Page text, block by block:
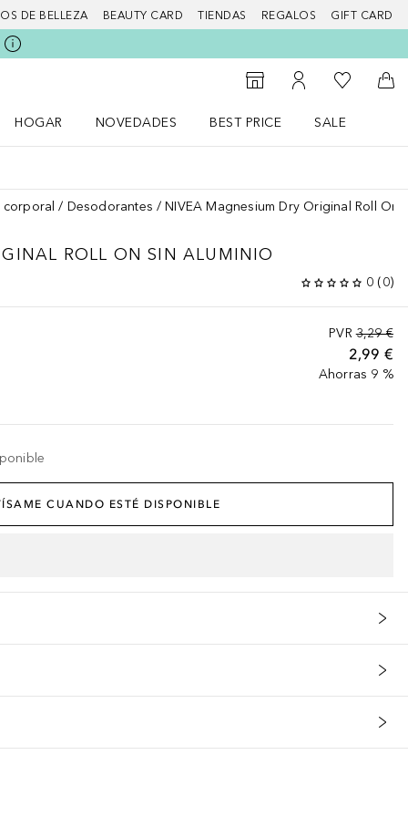
DE BELLEZA BEAUTY CARD TIENDAS REGALOS GIFT CARD
Al Storefinder
Mi cuenta
Mi lista de
A
HOGAR
NOVEDADES
BEST PRICE
SALE
Desodorantes NIVEA Magnesium Dry Original Roll On
ROLL ON SIN ALUMINIO
0 (0)
PVR 3,29 €
2,99 €
Ahorras 9 %
CUANDO ESTÉ DISPONIBLE